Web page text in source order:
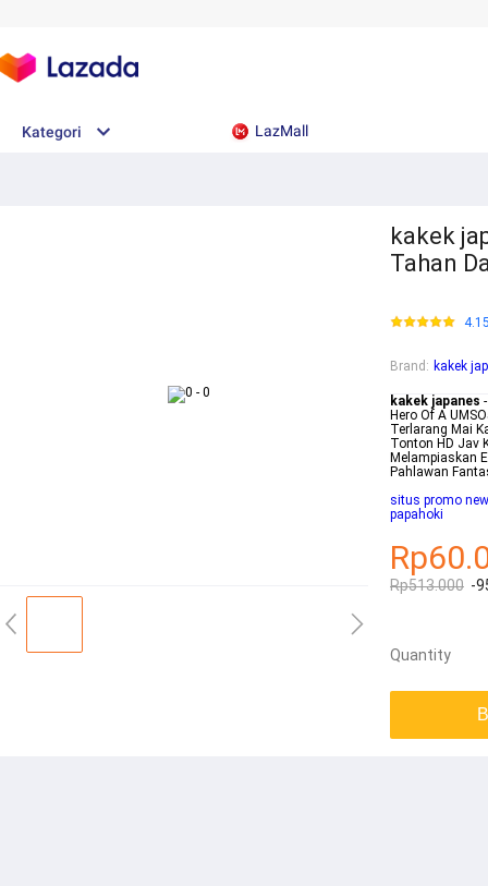
Kategori LazMall
kakek
Tahan
Brand : kakek
kakek japanes
Hero Of A
Terlarang Mai
Tonton HD Jav
Melampiaskan
Pahlawan
situs promo
papahoki
Rp513.000 -
Quantity